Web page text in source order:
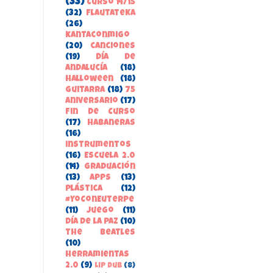
(33) Curso 14/15
(32)
FlautateKa
(26)
kantaconmigo
(20)
canciones
(19)
Día de
Andalucía
(18)
Halloween
(18)
guitarra (18) 75
aniversario (17)
Fin de Curso
(17)
habaneras
(16)
instrumentos
(16) Escuela 2.0
(14)
Graduación
(13)
apps
(13)
Plástica
(12)
#YoConEuterpe
(11)
juego
(11)
Día de la Paz (10)
the beatles
(10)
herramientas
2.0 (9) Lip Dub (8)